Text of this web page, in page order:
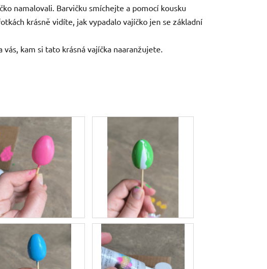
namalovali. Barvičku smíchejte a pomocí kousku
krásně vidíte, jak vypadalo vajíčko jen se základní
kam si tato krásná vajíčka naaranžujete.